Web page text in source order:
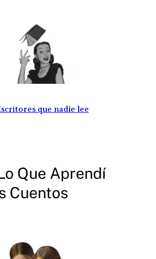
que nadie lee
Que Aprendí
Cuentos